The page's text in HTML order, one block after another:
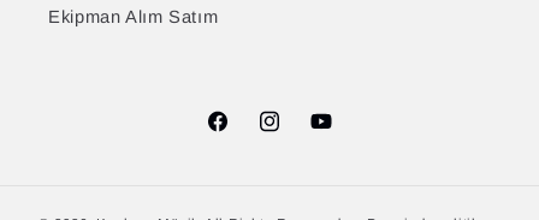
Ekipman Alım Satım
FacebookInstagramYouTube